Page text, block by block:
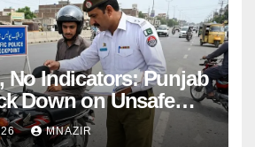
No Indicators: Punjab
Down on Unsafe
MNAZIR